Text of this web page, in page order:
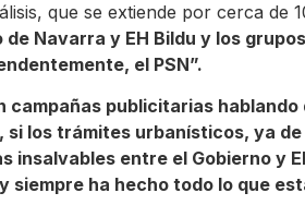
que se extiende por cerca de
Navarra y EH Bildu y los
el PSN”.
campañas publicitarias hablando
los trámites urbanísticos, ya
entre el Gobierno y
siempre ha hecho todo lo que